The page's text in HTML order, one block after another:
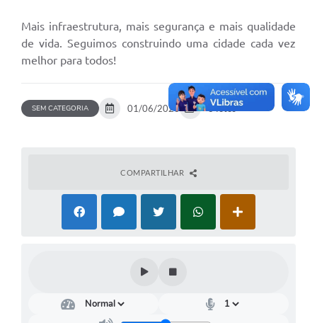
Mais infraestrutura, mais segurança e mais qualidade
de vida. Seguimos construindo uma cidade cada vez
melhor para todos!
SEM CATEGORIA 01/06/2026 8 fotos
COMPARTILHAR